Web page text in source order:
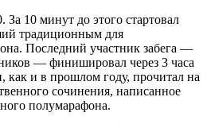
За 10 минут до этого стартовал
традиционным для
Последний участник забега —
— финишировал через 3 часа
как и в прошлом году, прочитал на
сочинения, написанное
полумарафона.